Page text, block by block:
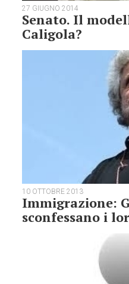
27 GIUGNO 2014
Senato. Il
Caligola?
10 OTTOBRE 2013
Immigrazione:
sconfessano i